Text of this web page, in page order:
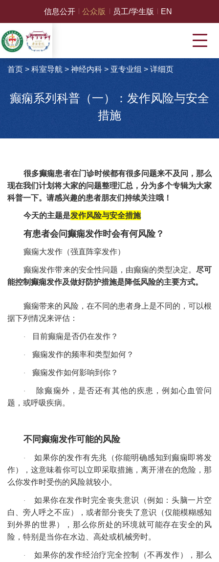
信息公开 公众版 员工/学生版 EN
首页 > 科室导航> 神经内科> 亚专业组 > 详细页
癫痫系列科普（一）：发作风险与安全
措施
很多癫痫患者在门诊时候都有很多问题来不及问，那么
现在我们计划将大家的问题整理汇总，分为多个专辑为大家
科普一下。请感兴趣的患者朋友们持续关注哦！
今天的主题是发作风险与安全措施
有患者会问癫痫发作时会有何风险？
癫痫大发作（强直阵挛发作）
癫痫发作带来的安全性问题，由癫痫的类型决定。尽可
能控制癫痫发作及做好防护措施是降低风险的主要方式。
癫痫带来的风险，在不同的患者身上是不同的，可以根
据下列情况来评估：
· 目前癫痫是否仍在发作？
· 癫痫发作的频率和类型如何？
· 癫痫发作如何影响到你？
·
除癫痫外，是否还有其他的疾患，例如心血管问
题，或呼吸疾病。
不同癫痫发作可能的风险
·
如果你的发作有先兆（你能明确感知到癫痫即将发
作），这意味着你可以立即采取措施，离开潜在的危险，那
么你发作时受伤的风险就较小。
·
如果你在发作时完全丧失意识（例如：头脑一片空
白、旁人呼之不应），或者部分丧失了意识（仅能模糊感知
到外界的世界），那么你所处的环境就可能存在安全的风
险，特别是当你在水边、高处或机械旁时。
·
如果你的发作经治疗完全控制（不再发作），那么